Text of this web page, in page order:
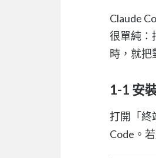
Claude
很單純：
時，就把
1-1 安
打開「終
Code。